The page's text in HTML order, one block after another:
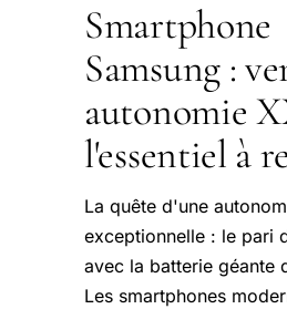
Smartphone
Samsung :
autonomie
l'essentiel à
La quête d'une
exceptionnelle : le pari
avec la batterie géante
Les smartphones